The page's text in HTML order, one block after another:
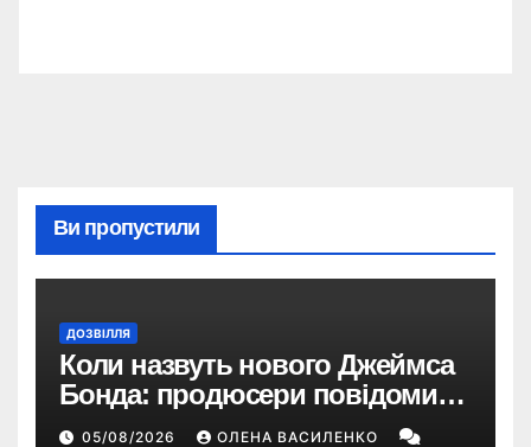
Ви пропустили
ДОЗВІЛЛЯ
Коли назвуть нового Джеймса
Бонда: продюсери повідомили
про терміни кастингу
05/08/2026 ОЛЕНА ВАСИЛЕНКО